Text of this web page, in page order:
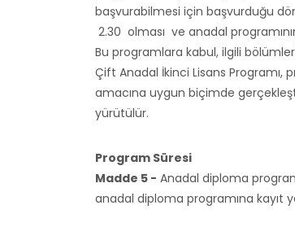
başvurabilmesi için başvurduğu
2.30 olması ve anadal
Bu programlara kabul, ilgili
Çift Anadal İkinci Lisans Programı,
amacına uygun biçimde
yürütülür.
Program Süresi
Madde 5 - Anadal diploma
anadal diploma programına kayıt